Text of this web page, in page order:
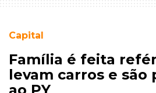
Capital
Família é feita
levam carros e são